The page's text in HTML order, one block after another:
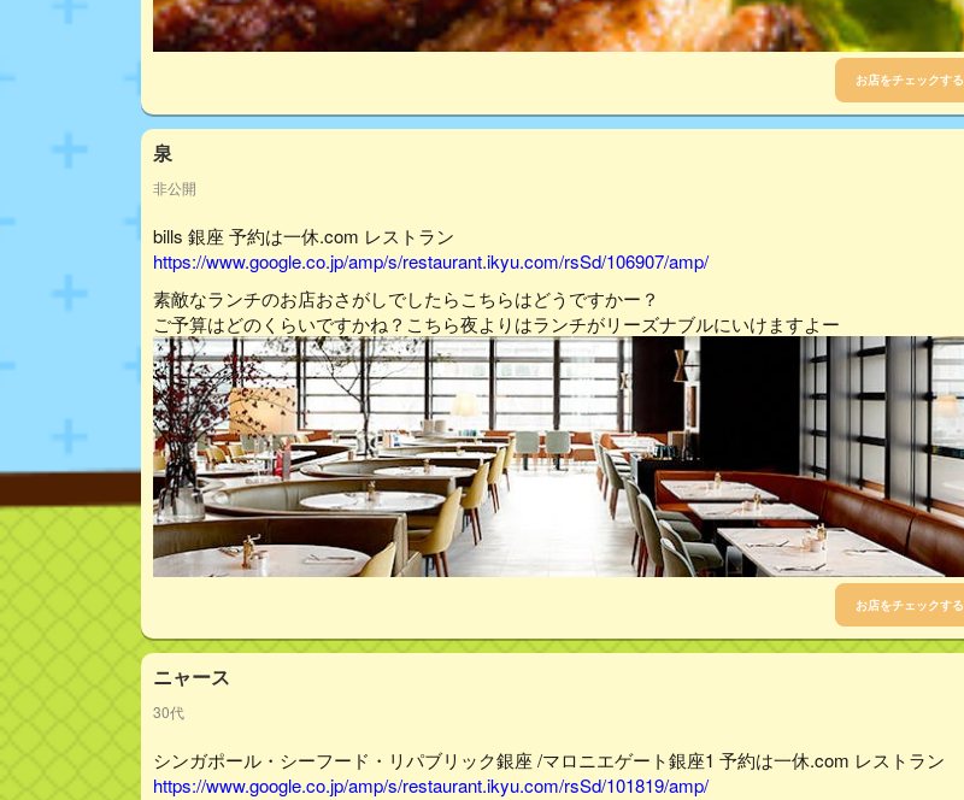
お店をチェックする
泉
非公開
bills 銀座 予約は一休.com レストラン
https://www.google.co.jp/amp/s/restaurant.ikyu.com/rsSd/106907/amp/
素敵なランチのお店おさがしでしたらこちらはどうですかー？
ご予算はどのくらいですかね？こちら夜よりはランチがリーズナブルにいけますよー
お店をチェックする
ニャース
30代
シンガポール・シーフード・リパブリック銀座 /マロニエゲート銀座1 予約は一休.com レストラン
https://www.google.co.jp/amp/s/restaurant.ikyu.com/rsSd/101819/amp/